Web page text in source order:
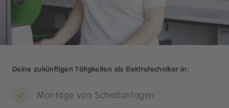
Deine zukünftigen Tätigkeiten als Elektrotechniker:in:
Montage von Schaltanlagen